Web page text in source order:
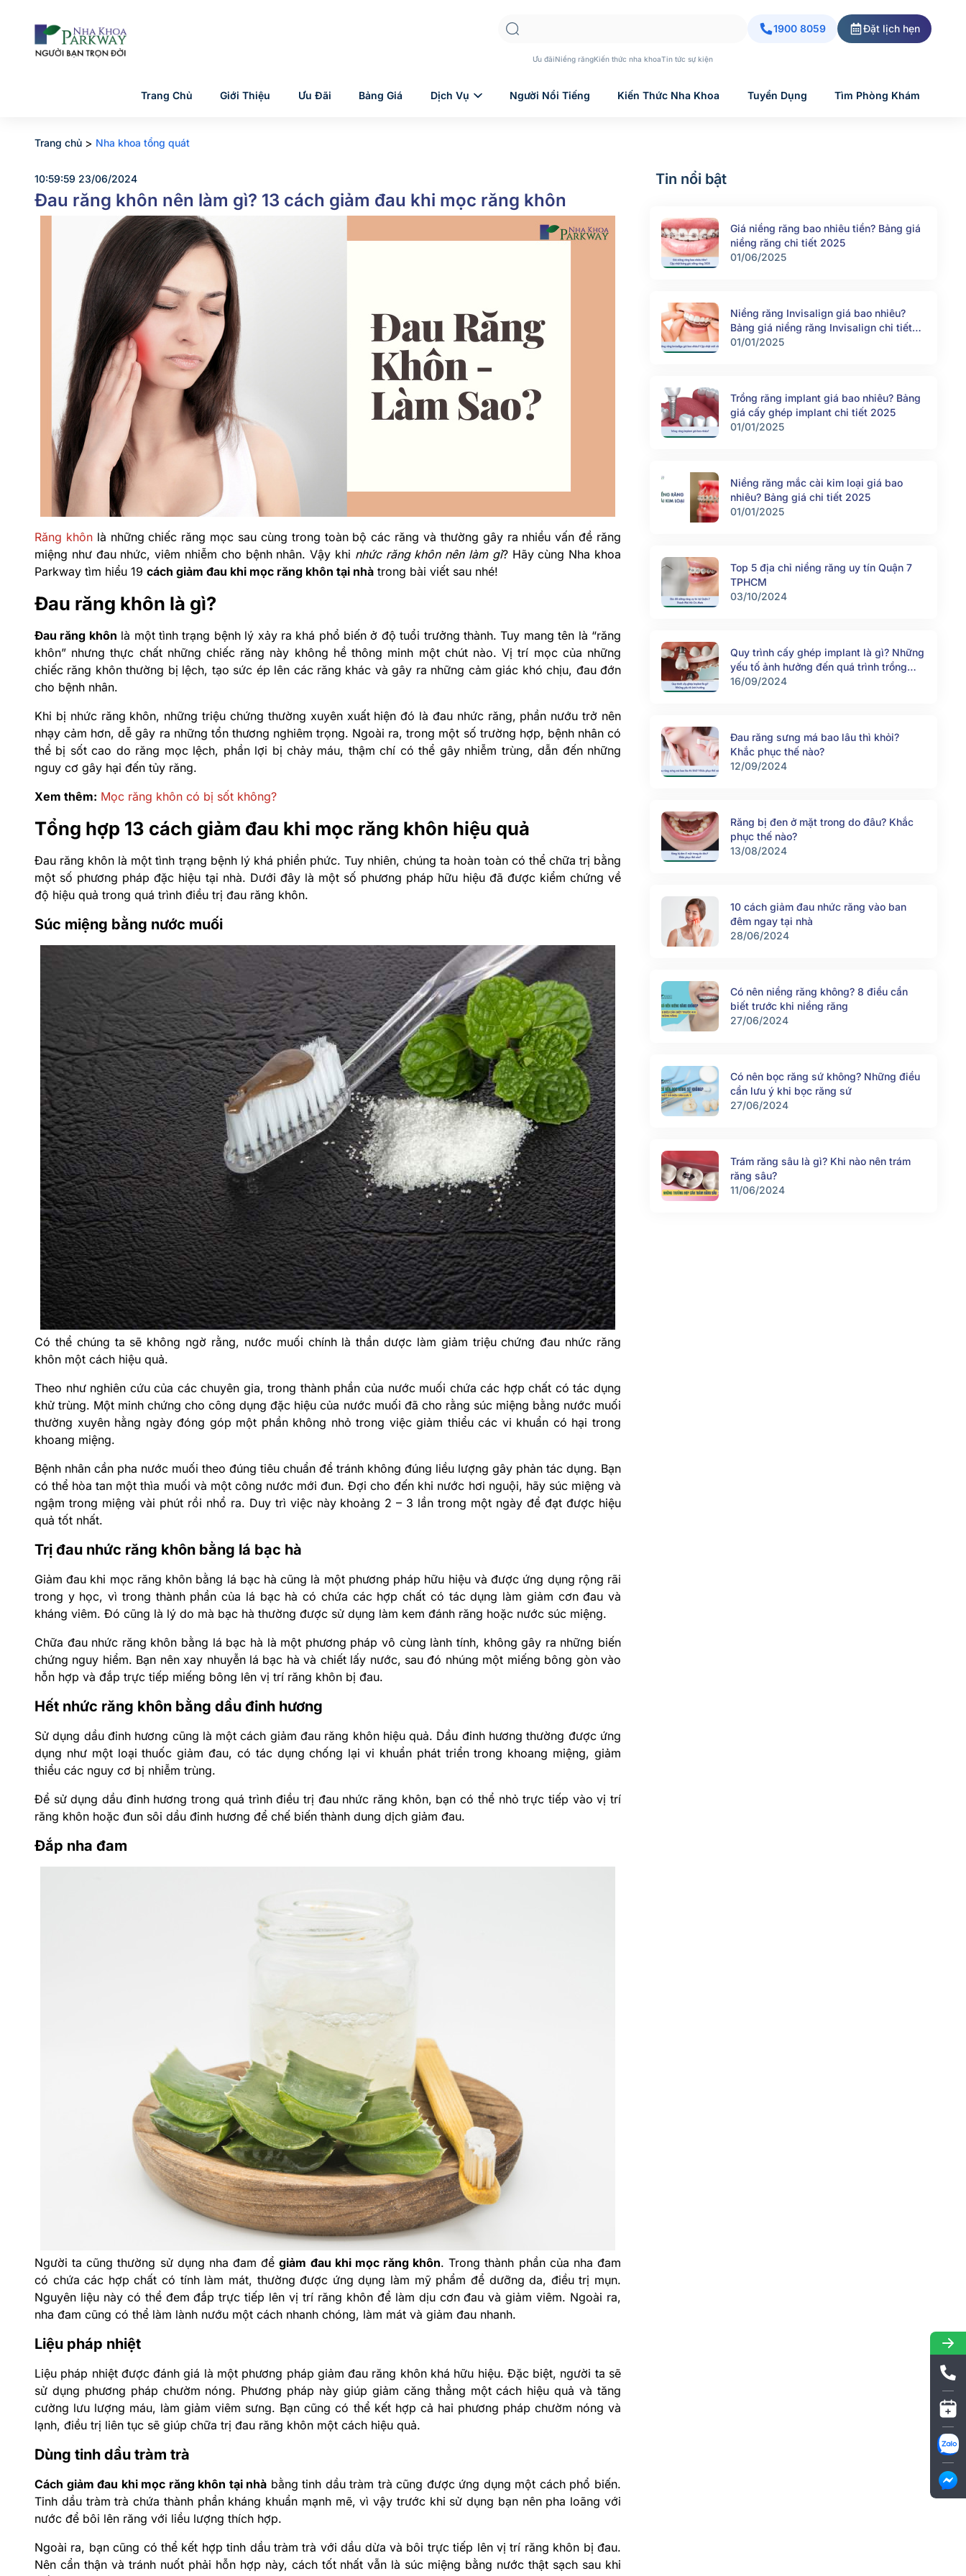
Ưu đãiNiềng răngKiến thức nha khoaTin tức sự kiện
1900 8059 Đặt lịch hẹn
Trang Chủ Giới Thiệu Ưu Đãi Bảng Giá Dịch Vụ Người Nổi Tiếng Kiến Thức Nha Khoa Tuyển Dụng Tìm Phòng Khám
Trang chủ > Nha khoa tổng quát
10:59:59 23/06/2024
Đau răng khôn nên làm gì? 13 cách giảm đau khi mọc răng khôn
Răng khônlà những chiếc răng mọc sau cùng trong toàn bộ các răng và thường gây ra nhiều vấn đề răng
miệng như đau nhức, viêm nhiễm cho bệnh nhân. Vậy khi nhức răng khôn nên làm gì? Hãy cùng Nha khoa
Parkway tìm hiểu 19 cách giảm đau khi mọc răng khôn tại nhà trong bài viết sau nhé!
Đau răng khôn là gì?
Đau răng khôn là một tình trạng bệnh lý xảy ra khá phổ biến ở độ tuổi trưởng thành. Tuy mang tên là “răng
khôn” nhưng thực chất những chiếc răng này không hề thông minh một chút nào. Vị trí mọc của những
chiếc răng khôn thường bị lệch, tạo sức ép lên các răng khác và gây ra những cảm giác khó chịu, đau đớn
cho bệnh nhân.
Khi bị nhức răng khôn, những triệu chứng thường xuyên xuất hiện đó là đau nhức răng, phần nướu trở nên
nhạy cảm hơn, dễ gây ra những tổn thương nghiêm trọng. Ngoài ra, trong một số trường hợp, bệnh nhân có
thể bị sốt cao do răng mọc lệch, phần lợi bị chảy máu, thậm chí có thể gây nhiễm trùng, dẫn đến những
nguy cơ gây hại đến tủy răng.
Xem thêm: Mọc răng khôn có bị sốt không?
Tổng hợp 13 cách giảm đau khi mọc răng khôn hiệu quả
Đau răng khôn là một tình trạng bệnh lý khá phiền phức. Tuy nhiên, chúng ta hoàn toàn có thể chữa trị bằng
một số phương pháp đặc hiệu tại nhà. Dưới đây là một số phương pháp hữu hiệu đã được kiểm chứng về
độ hiệu quả trong quá trình điều trị đau răng khôn.
Súc miệng bằng nước muối
Có thể chúng ta sẽ không ngờ rằng, nước muối chính là thần dược làm giảm triệu chứng đau nhức răng
khôn một cách hiệu quả.
Theo như nghiên cứu của các chuyên gia, trong thành phần của nước muối chứa các hợp chất có tác dụng
khử trùng. Một minh chứng cho công dụng đặc hiệu của nước muối đã cho rằng súc miệng bằng nước muối
thường xuyên hằng ngày đóng góp một phần không nhỏ trong việc giảm thiểu các vi khuẩn có hại trong
khoang miệng.
Bệnh nhân cần pha nước muối theo đúng tiêu chuẩn để tránh không đúng liều lượng gây phản tác dụng. Bạn
có thể hòa tan một thìa muối và một công nước mới đun. Đợi cho đến khi nước hơi nguội, hãy súc miệng và
ngậm trong miệng vài phút rồi nhổ ra. Duy trì việc này khoảng 2 – 3 lần trong một ngày để đạt được hiệu
quả tốt nhất.
Trị đau nhức răng khôn bằng lá bạc hà
Giảm đau khi mọc răng khôn bằng lá bạc hà cũng là một phương pháp hữu hiệu và được ứng dụng rộng rãi
trong y học, vì trong thành phần của lá bạc hà có chứa các hợp chất có tác dụng làm giảm cơn đau và
kháng viêm. Đó cũng là lý do mà bạc hà thường được sử dụng làm kem đánh răng hoặc nước súc miệng.
Chữa đau nhức răng khôn bằng lá bạc hà là một phương pháp vô cùng lành tính, không gây ra những biến
chứng nguy hiểm. Bạn nên xay nhuyễn lá bạc hà và chiết lấy nước, sau đó nhúng một miếng bông gòn vào
hỗn hợp và đắp trực tiếp miếng bông lên vị trí răng khôn bị đau.
Hết nhức răng khôn bằng dầu đinh hương
Sử dụng dầu đinh hương cũng là một cách giảm đau răng khôn hiệu quả. Dầu đinh hương thường được ứng
dụng như một loại thuốc giảm đau, có tác dụng chống lại vi khuẩn phát triển trong khoang miệng, giảm
thiểu các nguy cơ bị nhiễm trùng.
Để sử dụng dầu đinh hương trong quá trình điều trị đau nhức răng khôn, bạn có thể nhỏ trực tiếp vào vị trí
răng khôn hoặc đun sôi dầu đinh hương để chế biến thành dung dịch giảm đau.
Đắp nha đam
Người ta cũng thường sử dụng nha đam đểgiảm đau khi mọc răng khôn. Trong thành phần của nha đam
có chứa các hợp chất có tính làm mát, thường được ứng dụng làm mỹ phẩm để dưỡng da, điều trị mụn.
Nguyên liệu này có thể đem đắp trực tiếp lên vị trí răng khôn để làm dịu cơn đau và giảm viêm. Ngoài ra,
nha đam cũng có thể làm lành nướu một cách nhanh chóng, làm mát và giảm đau nhanh.
Liệu pháp nhiệt
Liệu pháp nhiệt được đánh giá là một phương pháp giảm đau răng khôn khá hữu hiệu. Đặc biệt, người ta sẽ
sử dụng phương pháp chườm nóng. Phương pháp này giúp giảm căng thẳng một cách hiệu quả và tăng
cường lưu lượng máu, làm giảm viêm sưng. Bạn cũng có thể kết hợp cả hai phương pháp chườm nóng và
lạnh, điều trị liên tục sẽ giúp chữa trị đau răng khôn một cách hiệu quả.
Dùng tinh dầu tràm trà
Cách giảm đau khi mọc răng khôn tại nhà bằng tinh dầu tràm trà cũng được ứng dụng một cách phổ biến.
Tinh dầu tràm trà chứa thành phần kháng khuẩn mạnh mẽ, vì vậy trước khi sử dụng bạn nên pha loãng với
nước để bôi lên răng với liều lượng thích hợp.
Ngoài ra, bạn cũng có thể kết hợp tinh dầu tràm trà với dầu dừa và bôi trực tiếp lên vị trí răng khôn bị đau.
Nên cẩn thận và tránh nuốt phải hỗn hợp này, cách tốt nhất vẫn là súc miệng bằng nước thật sạch sau khi
Tin nổi bật
Giá niềng răng bao nhiêu tiền? Bảng giá
niềng răng chi tiết 2025
01/06/2025
Niềng răng Invisalign giá bao nhiêu?
Bảng giá niềng răng Invisalign chi tiết
2025
01/01/2025
Trồng răng implant giá bao nhiêu? Bảng
giá cấy ghép implant chi tiết 2025
01/01/2025
Niềng răng mắc cài kim loại giá bao
nhiêu? Bảng giá chi tiết 2025
01/01/2025
Top 5 địa chỉ niềng răng uy tín Quận 7
TPHCM
03/10/2024
Quy trình cấy ghép implant là gì? Những
yếu tố ảnh hưởng đến quá trình trồng
răng implant
16/09/2024
Đau răng sưng má bao lâu thì khỏi?
Khắc phục thế nào?
12/09/2024
Răng bị đen ở mặt trong do đâu? Khắc
phục thế nào?
13/08/2024
10 cách giảm đau nhức răng vào ban
đêm ngay tại nhà
28/06/2024
Có nên niềng răng không? 8 điều cần
biết trước khi niềng răng
27/06/2024
Có nên bọc răng sứ không? Những điều
cần lưu ý khi bọc răng sứ
27/06/2024
Trám răng sâu là gì? Khi nào nên trám
răng sâu?
11/06/2024